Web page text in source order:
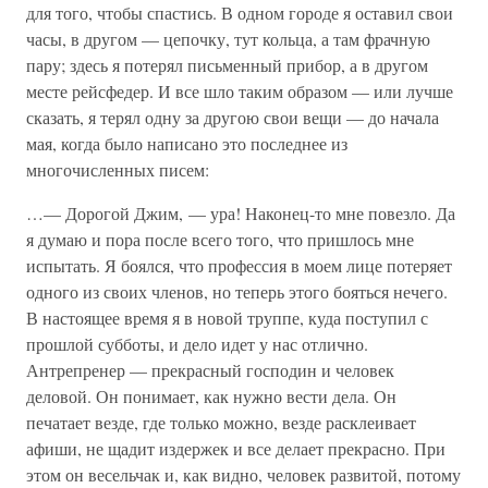
для того, чтобы спастись. В одном городе я оставил свои
часы, в другом — цепочку, тут кольца, а там фрачную
пару; здесь я потерял письменный прибор, а в другом
месте рейсфедер. И все шло таким образом — или лучше
сказать, я терял одну за другою свои вещи — до начала
мая, когда было написано это последнее из
многочисленных писем:
…— Дорогой Джим, — ура! Наконец-то мне повезло. Да
я думаю и пора после всего того, что пришлось мне
испытать. Я боялся, что профессия в моем лице потеряет
одного из своих членов, но теперь этого бояться нечего.
В настоящее время я в новой труппе, куда поступил с
прошлой субботы, и дело идет у нас отлично.
Антрепренер — прекрасный господин и человек
деловой. Он понимает, как нужно вести дела. Он
печатает везде, где только можно, везде расклеивает
афиши, не щадит издержек и все делает прекрасно. При
этом он весельчак и, как видно, человек развитой, потому